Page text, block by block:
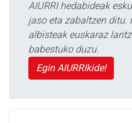
AIURRI hedabideak
jaso eta zabaltzen ditu.
albisteak euskaraz
babestuko duzu.
Egin AIURRIkide!